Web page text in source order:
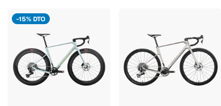
-15% DTO